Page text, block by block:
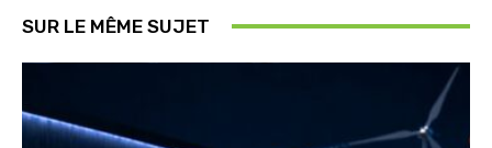
SUR LE MÊME SUJET